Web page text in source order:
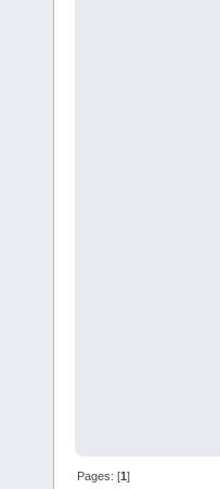
Pages: [1]